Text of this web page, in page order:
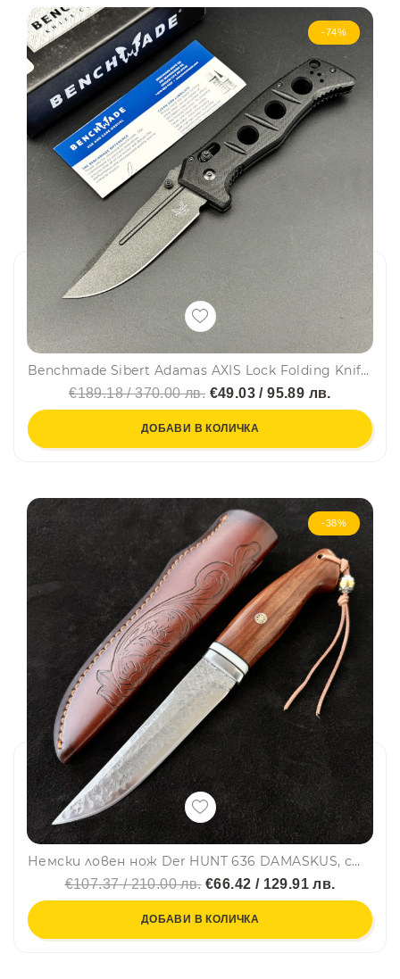
-74%
Benchmade Sibert Adamas AXIS Lock Folding Knife Black G10 3.78" CruWear Gray 275GY-1 - сгъваем супер нож
€189.18 / 370.00 лв. €49.03 / 95.89 лв.
ДОБАВИ В КОЛИЧКА
-38%
Немски ловен нож Der HUNT 636 DAMASKUS, стомана VG10 67 слоя, дръжка орех, кожена кания
€107.37 / 210.00 лв.€66.42 / 129.91 лв.
ДОБАВИ В КОЛИЧКА